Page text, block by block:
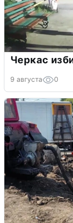
Черкас
9 августа 0